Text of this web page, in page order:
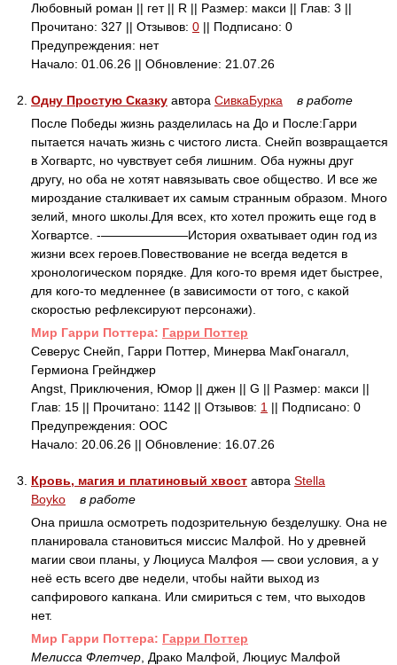
Любовный роман || гет || R || Размер: макси || Глав: 3 ||
Прочитано: 327 || Отзывов: 0 || Подписано: 0
Предупреждения: нет
Начало: 01.06.26 || Обновление: 21.07.26
2. Одну Простую Сказку автора СивкаБурка
в работе
После Победы жизнь разделилась на До и После:Гарри
пытается начать жизнь с чистого листа. Снейп возвращается
в Хогвартс, но чувствует себя лишним. Оба нужны друг
другу, но оба не хотят навязывать свое общество. И все же
мироздание сталкивает их самым странным образом. Много
зелий, много школы.Для всех, кто хотел прожить еще год в
Хогвартсе. -———————История охватывает один год из
жизни всех героев.Повествование не всегда ведется в
хронологическом порядке. Для кого-то время идет быстрее,
для кого-то медленнее (в зависимости от того, с какой
скоростью рефлексируют персонажи).
Mир Гарри Поттера: Гарри Поттер
Северус Снейп, Гарри Поттер, Минерва МакГонагалл,
Гермиона Грейнджер
Angst, Приключения, Юмор || джен || G || Размер: макси ||
Глав: 15 || Прочитано: 1142 || Отзывов: 1 || Подписано: 0
Предупреждения: ООС
Начало: 20.06.26 || Обновление: 16.07.26
3. Кровь, магия и платиновый хвост автора Stella
Boyko
в работе
Она пришла осмотреть подозрительную безделушку. Она не
планировала становиться миссис Малфой. Но у древней
магии свои планы, у Люциуса Малфоя — свои условия, а у
неё есть всего две недели, чтобы найти выход из
сапфирового капкана. Или смириться с тем, что выходов
нет.
Mир Гарри Поттера: Гарри Поттер
Мелисса Флетчер , Драко Малфой, Люциус Малфой